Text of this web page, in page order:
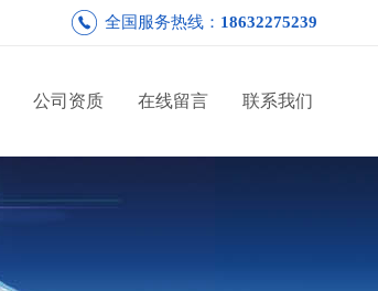
全国服务热线： 18632275239
公司资质 在线留言 联系我们